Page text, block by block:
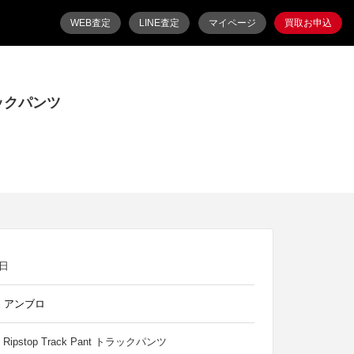
WEB査定 LINE査定 マイページ 買取お申込
パンツ
アンブロ
Ripstop Track Pant トラックパンツ